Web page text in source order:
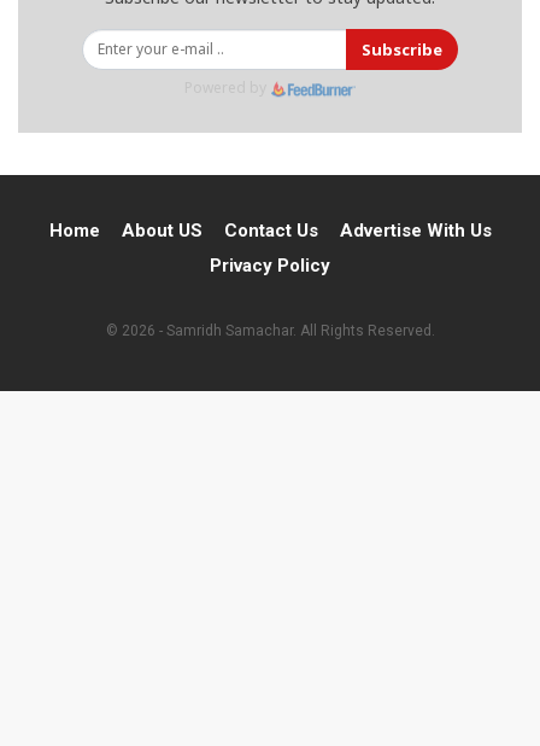
Subscribe
Home About US Contact Us
Advertise With Us
Privacy Policy
© 2026 - Samridh Samachar. All Rights Reserved.